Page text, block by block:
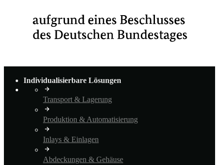
Individualisierbare Lösungen
Transport & Lagerung
Produktion & Automatisierung
Inlays & Einlagen
Abdeckungen & Gehäuse